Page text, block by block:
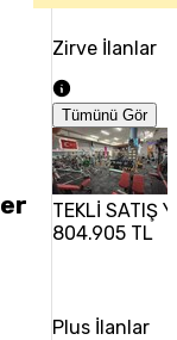
Zirve İlanlar
Tümünü Gör
TEKLİ SATIŞ
804.905 TL
Plus İlanlar